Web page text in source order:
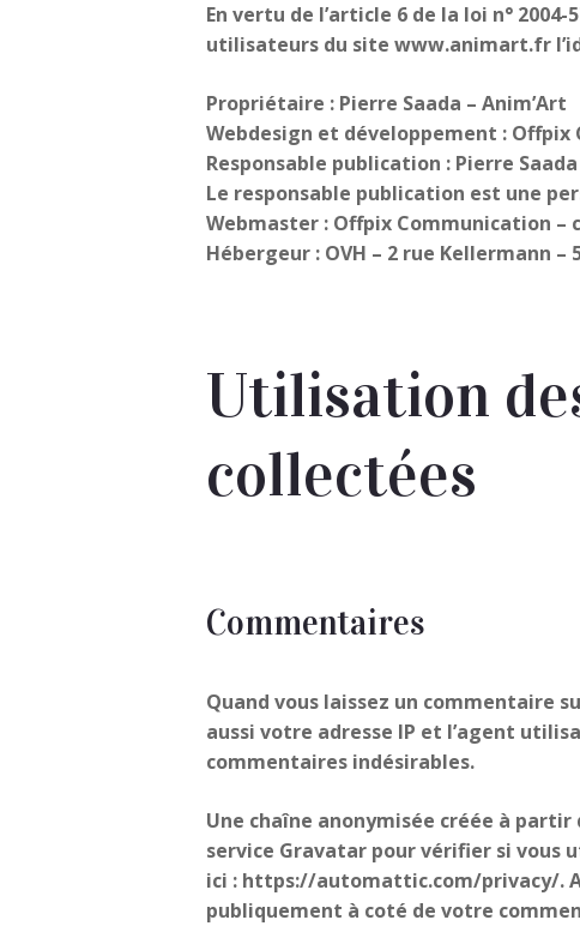
En vertu de l’article 6 de la loi n°
utilisateurs du site www.animart.fr
Propriétaire : Pierre Saada – Anim’Art
Webdesign et développement : Offpix
Responsable publication : Pierre Saada
Le responsable publication est une
Webmaster : Offpix Communication –
Hébergeur : OVH – 2 rue Kellermann –
Utilisation
collectées
Commentaires
Quand vous laissez un commentaire
aussi votre adresse IP et l’agent
commentaires indésirables.
Une chaîne anonymisée créée à
service Gravatar pour vérifier si vous
ici : https://automattic.com/privacy/.
publiquement à coté de votre